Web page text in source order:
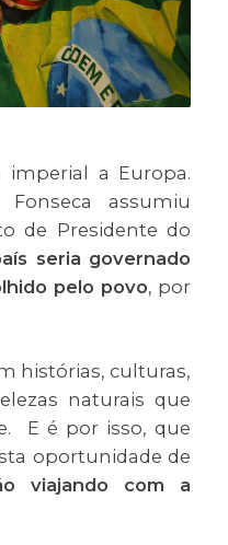
a Europa.
assumiu
de Presidente do
seria governado
pelo povo, por
histórias, culturas,
naturais que
E é por isso, que
oportunidade de
viajando com a